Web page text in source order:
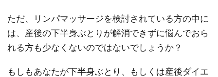
ただ、リンパマッサージを検討されている方の中に
は、産後の下半身ぶとりが解消できずに悩んでおら
れる方も少なくないのではないでしょうか？
もしもあなたが下半身ぶとり、もしくは産後ダイエ